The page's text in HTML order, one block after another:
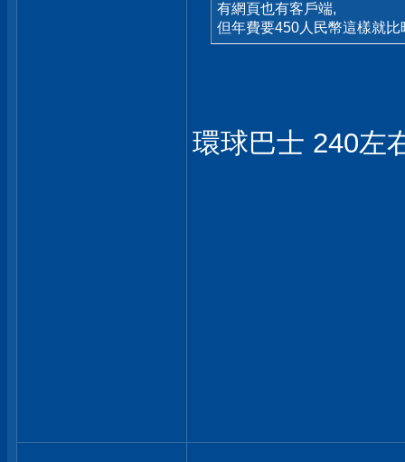
有網頁也有客戶端,
但年費要450人民幣這樣就比
環球巴士 240左